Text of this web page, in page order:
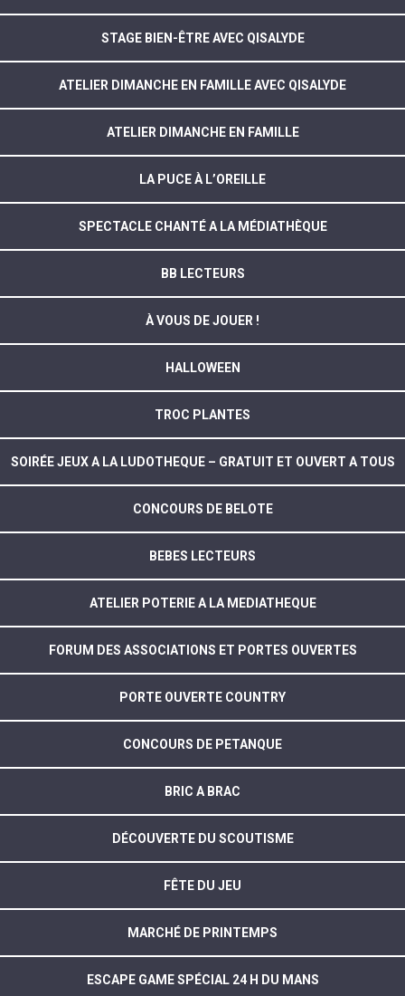
STAGE BIEN-ÊTRE AVEC QISALYDE
ATELIER DIMANCHE EN FAMILLE AVEC QISALYDE
ATELIER DIMANCHE EN FAMILLE
LA PUCE À L’OREILLE
SPECTACLE CHANTÉ A LA MÉDIATHÈQUE
BB LECTEURS
À VOUS DE JOUER !
HALLOWEEN
TROC PLANTES
SOIRÉE JEUX A LA LUDOTHEQUE – GRATUIT ET OUVERT A TOUS
CONCOURS DE BELOTE
BEBES LECTEURS
ATELIER POTERIE A LA MEDIATHEQUE
FORUM DES ASSOCIATIONS ET PORTES OUVERTES
PORTE OUVERTE COUNTRY
CONCOURS DE PETANQUE
BRIC A BRAC
DÉCOUVERTE DU SCOUTISME
FÊTE DU JEU
MARCHÉ DE PRINTEMPS
ESCAPE GAME SPÉCIAL 24 H DU MANS